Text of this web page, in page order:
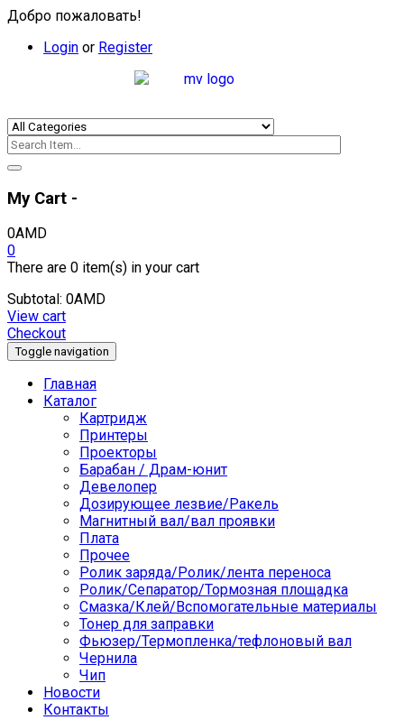
Добро пожаловать!
Login or Register
My Cart -
0AMD
0
There are 0 item(s) in your cart
Subtotal: 0AMD
View cart
Checkout
Toggle navigation
Главная
Каталог
Картридж
Принтеры
Проекторы
Барабан / Драм-юнит
Девелопер
Дозирующее лезвие/Ракель
Магнитный вал/вал проявки
Плата
Прочее
Ролик заряда/Ролик/лента переноса
Ролик/Сепаратор/Тормозная площадка
Смазка/Клей/Вспомогательные материалы
Тонер для заправки
Фьюзер/Термопленка/тефлоновый вал
Чернила
Чип
Новости
Контакты